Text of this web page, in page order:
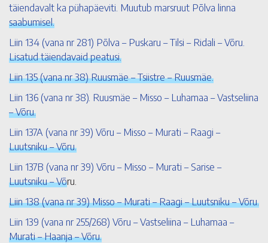
täiendavalt ka pühapäeviti. Muutub marsruut Põlva linna
saabumisel.
Liin 134 (vana nr 281) Põlva – Puskaru – Tilsi – Ridali – Võru.
Lisatud täiendavaid peatusi.
Liin 135 (vana nr 38) Ruusmäe – Tsiistre – Ruusmäe.
Liin 136 (vana nr 38). Ruusmäe – Misso – Luhamaa – Vastseliina
– Võru.
Liin 137A (vana nr 39) Võru – Misso – Murati – Raagi –
Luutsniku – Võru.
Liin 137B (vana nr 39) Võru – Misso – Murati – Sarise –
Luutsniku – Võru.
Liin 138 (vana nr 39) Misso – Murati – Raagi – Luutsniku – Võru.
Liin 139 (vana nr 255/268) Võru – Vastseliina – Luhamaa –
Murati – Haanja – Võru.